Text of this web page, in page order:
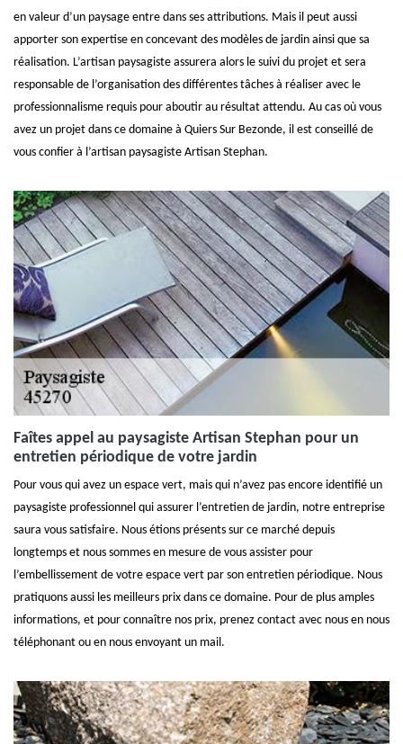
en valeur d’un paysage entre dans ses attributions. Mais il peut aussi
apporter son expertise en concevant des modèles de jardin ainsi que sa
réalisation. L’artisan paysagiste assurera alors le suivi du projet et sera
responsable de l’organisation des différentes tâches à réaliser avec le
professionnalisme requis pour aboutir au résultat attendu. Au cas où vous
avez un projet dans ce domaine à Quiers Sur Bezonde, il est conseillé de
vous confier à l’artisan paysagiste Artisan Stephan.
Faîtes appel au paysagiste Artisan Stephan pour un
entretien périodique de votre jardin
Pour vous qui avez un espace vert, mais qui n’avez pas encore identifié un
paysagiste professionnel qui assurer l’entretien de jardin, notre entreprise
saura vous satisfaire. Nous étions présents sur ce marché depuis
longtemps et nous sommes en mesure de vous assister pour
l’embellissement de votre espace vert par son entretien périodique. Nous
pratiquons aussi les meilleurs prix dans ce domaine. Pour de plus amples
informations, et pour connaître nos prix, prenez contact avec nous en nous
téléphonant ou en nous envoyant un mail.